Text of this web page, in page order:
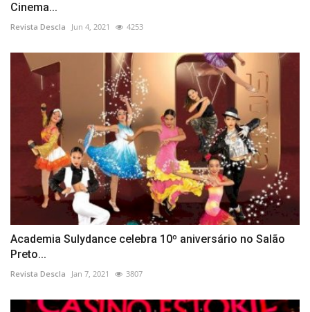
Cinema...
Revista Descla Jun 4, 2021 4253
Academia Sulydance celebra 10º aniversário no Salão
Preto...
Revista Descla Jan 7, 2021 3807